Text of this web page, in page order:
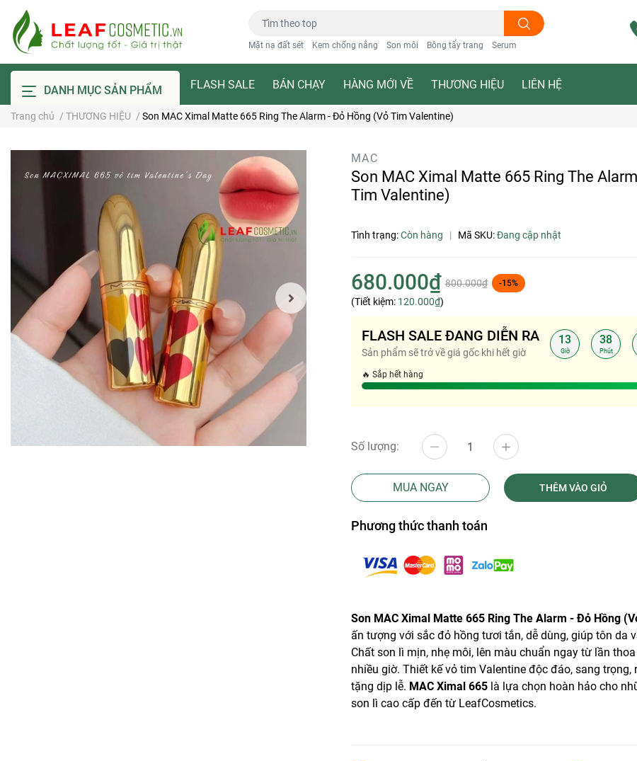
Mặt nạ đất sét Kem chống nắng Son môi Bông tẩy trang Serum
DANH MỤC SẢN PHẨM FLASH SALE BÁN CHẠY HÀNG MỚI VỀ THƯƠNG HIỆU LIÊN HỆ
Trang chủ / THƯƠNG HIỆU / Son MAC Ximal Matte 665 Ring The Alarm - Đỏ Hồng (Vỏ Tim Valentine)
MAC
Son MAC Ximal Matte 665 Ring The
Tim Valentine)
Tình trạng:Còn hàng | Mã SKU:Đang cập nhật
680.000₫ 800.000₫ -15%
(Tiết kiệm: 120.000₫)
FLASH SALE ĐANG DIỄN RA
Sản phẩm sẽ trở về giá gốc khi hết giờ
13
Giờ
38
Phút
🔥 Sắp hết hàng
Số lượng:
MUA NGAY THÊM VÀO GIỎ
Phương thức thanh toán
Son MAC Ximal Matte 665 Ring The Alarm - Đỏ Hồng
ấn tượng với sắc đỏ hồng tươi tắn, dễ dùng, giúp tôn da
Chất son lì mịn, nhẹ môi, lên màu chuẩn ngay từ lần
nhiều giờ. Thiết kế vỏ tim Valentine độc đáo, sang trọng,
tặng dịp lễ. MAC Ximal 665 là lựa chọn hoàn hảo cho
son lì cao cấp đến từ LeafCosmetics.